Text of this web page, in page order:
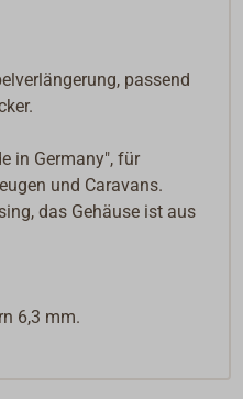
passend
in Germany", für
und Caravans.
das Gehäuse ist aus
6,3 mm.